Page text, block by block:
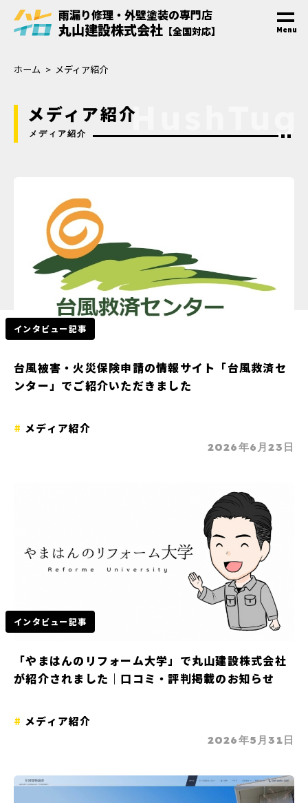
雨漏り修理・外壁塗装の専門店
丸山建設株式会社 【全国対応】 Menu
ホーム メディア紹介
メディア紹介
メディア紹介
インタビュー記事
台風被害・火災保険申請の情報サイト「台風救済セ
ンター」でご紹介いただきました
メディア紹介
2026年6月23日
インタビュー記事
「やまはんのリフォーム大学」で丸山建設株式会社
が紹介されました｜口コミ・評判掲載のお知らせ
メディア紹介
2026年5月31日